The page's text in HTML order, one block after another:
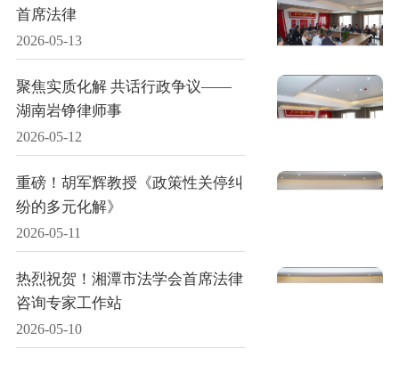
首席法律
2026-05-13
聚焦实质化解 共话行政争议——
湖南岩铮律师事
2026-05-12
重磅！胡军辉教授《政策性关停纠
纷的多元化解》
2026-05-11
热烈祝贺！湘潭市法学会首席法律
咨询专家工作站
2026-05-10